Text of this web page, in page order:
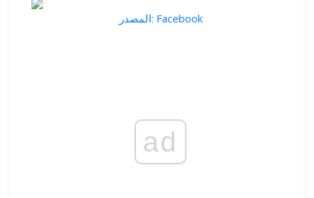
المصدر: Facebook
ad